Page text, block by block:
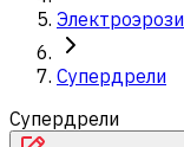
Супердрели
Супердрели